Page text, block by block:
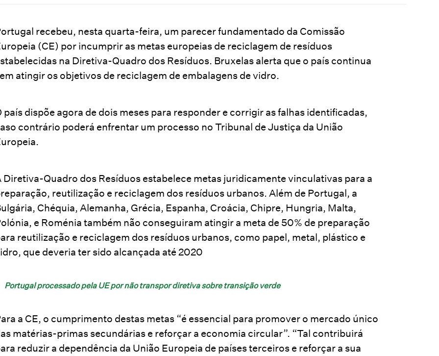
recebeu, nesta quarta-feira, um parecer fundamentado da Comissão
(CE) por incumprir as metas europeias de reciclagem de resíduos
na Diretiva-Quadro dos Resíduos. Bruxelas alerta que o país continua
atingir os objetivos de reciclagem de embalagens de vidro.
país dispõe agora de dois meses para responder e corrigir as falhas identificadas,
contrário poderá enfrentar um processo no Tribunal de Justiça da União
Diretiva-Quadro dos Resíduos estabelece metas juridicamente vinculativas para a
reutilização e reciclagem dos resíduos urbanos. Além de Portugal, a
Chéquia, Alemanha, Grécia, Espanha, Croácia, Chipre, Hungria, Malta,
e Roménia também não conseguiram atingir a meta de 50% de preparação
reutilização e reciclagem dos resíduos urbanos, como papel, metal, plástico e
que deveria ter sido alcançada até 2020
Portugal processado pela UE por não transpor diretiva sobre transição verde
a CE, o cumprimento destas metas “é essencial para promover o mercado único
matérias-primas secundárias e reforçar a economia circular”. “Tal contribuirá
reduzir a dependência da União Europeia de países terceiros e reforçar a sua